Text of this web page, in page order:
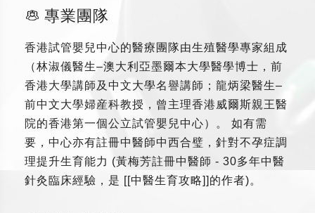
專業團隊
香港試管嬰兒中心的醫療團隊由生殖醫學專家組成
（林淑儀醫生–澳大利亞墨爾本大學醫學博士，前
香港大學講師及中文大學名譽講師；龍炳梁醫生–
前中文大學婦産科教授，曾主理香港威爾斯親王醫
院的香港第一個公立試管嬰兒中心）。 如有需
要，中心亦有註冊中醫師中西合璧，針對不孕症調
理提升生育能力 (黃梅芳註冊中醫師 - 30多年中醫
針灸臨床經驗，是 [[中醫生育攻略]]的作者)。